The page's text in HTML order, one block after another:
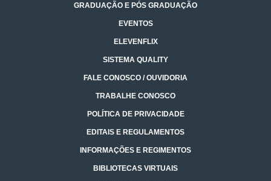
GRADUAÇÃO E PÓS GRADUAÇÃO
EVENTOS
ELEVENFLIX
SISTEMA QUALITY
FALE CONOSCO / OUVIDORIA
TRABALHE CONOSCO
POLÍTICA DE PRIVACIDADE
EDITAIS E REGULAMENTOS
INFORMAÇÕES E REGIMENTOS
BIBLIOTECAS VIRTUAIS